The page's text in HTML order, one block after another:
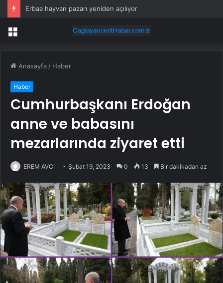
Erbaa hayvan pazarı yeniden açılıyor
Menü
Anasayfa / Haber
Haber
Cumhurbaşkanı Erdoğan
anne ve babasını
mezarlarında ziyaret etti
EREM AVCI Şubat 19, 2023 0 13 Bir dakikadan az